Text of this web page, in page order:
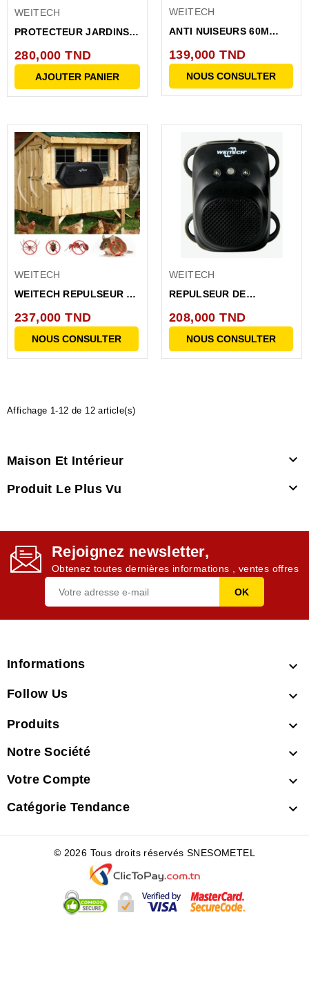
WEITECH
PROTECTEUR JARDINS
280,000 TND
AJOUTER PANIER
WEITECH
ANTI NUISEURS 60M
139,000 TND
NOUS CONSULTER
WEITECH
WEITECH REPULSEUR DE
237,000 TND
NOUS CONSULTER
WEITECH
REPULSEUR DE
POUR...
208,000 TND
NOUS CONSULTER
Affichage 1-12 de 12 article(s)
Maison Et Intérieur 
Produit Le Plus Vu 
Rejoignez newsletter,
Obtenez toutes dernières informations , ventes offres
Informations 
Follow Us 
Produits 
Notre Société 
Votre Compte 
Catégorie Tendance 
© 2026 Tous droits réservés SNESOMETEL